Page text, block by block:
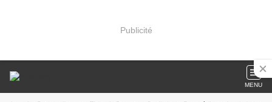
Publicité
MENU